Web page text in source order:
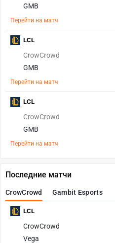
GMB
Перейти на матч
CrowCrowd
GMB
Перейти на матч
LCL
CrowCrowd
GMB
Перейти на матч
LCL
Последние матчи
CrowCrowd Gambit Esports
CrowCrowd
Vega
LCL